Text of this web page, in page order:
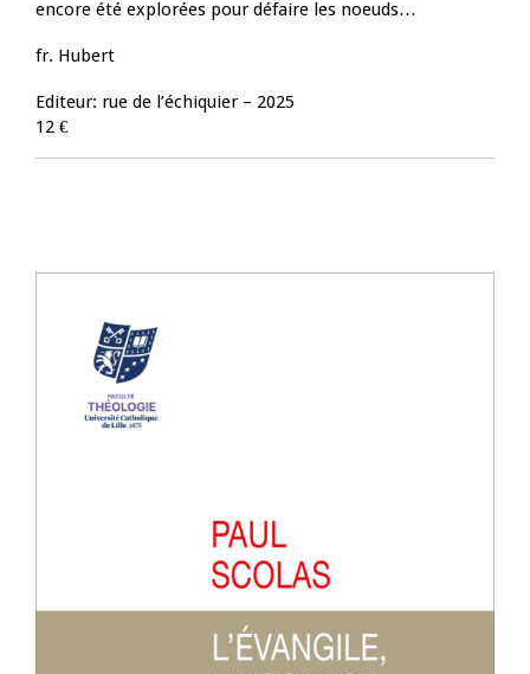
encore été explorées pour défaire les noeuds…
fr. Hubert
Editeur: rue de l’échiquier – 2025
12 €